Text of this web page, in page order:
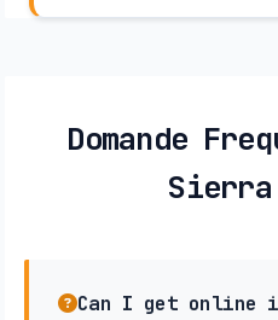
Domande
Sierra
Can I get online